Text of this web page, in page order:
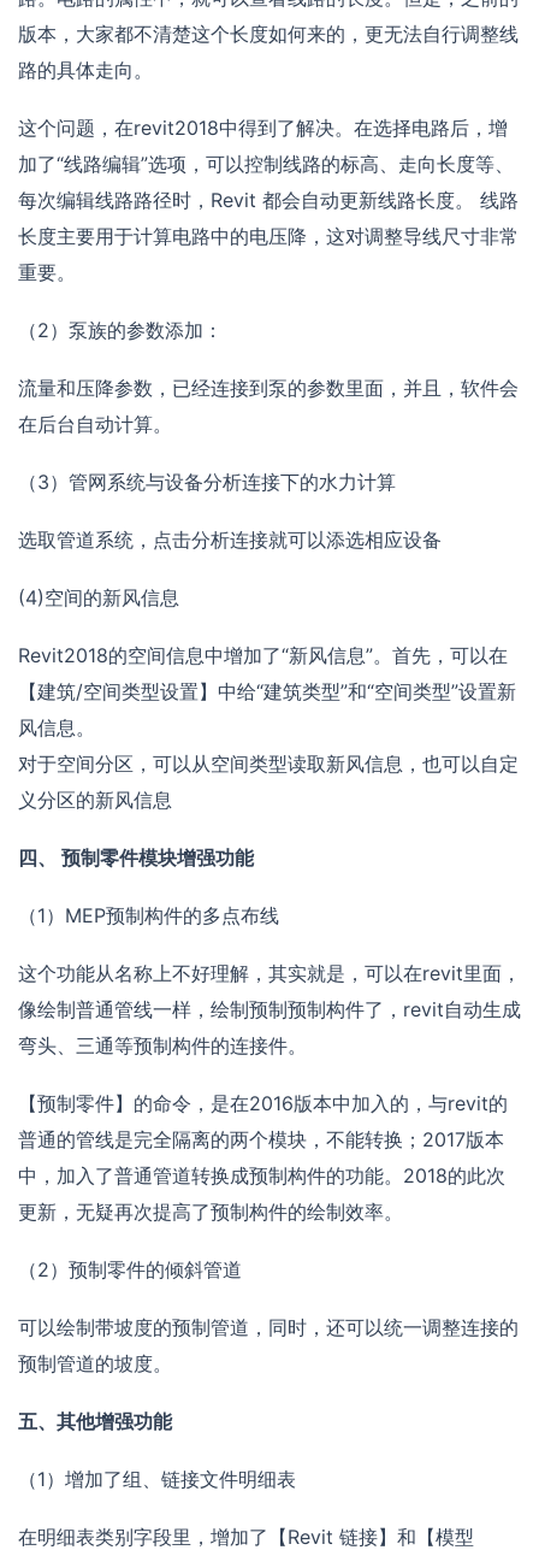
版本，大家都不清楚这个长度如何来的，更无法自行调整线
路的具体走向。
这个问题，在revit2018中得到了解决。在选择电路后，增
加了“线路编辑”选项，可以控制线路的标高、走向长度等、
每次编辑线路路径时，Revit 都会自动更新线路长度。 线路
长度主要用于计算电路中的电压降，这对调整导线尺寸非常
重要。
（2）泵族的参数添加：
流量和压降参数，已经连接到泵的参数里面，并且，软件会
在后台自动计算。
（3）管网系统与设备分析连接下的水力计算
选取管道系统，点击分析连接就可以添选相应设备
(4)空间的新风信息
Revit2018的空间信息中增加了“新风信息”。首先，可以在
【建筑/空间类型设置】中给“建筑类型”和“空间类型”设置新
风信息。
对于空间分区，可以从空间类型读取新风信息，也可以自定
义分区的新风信息
四、 预制零件模块增强功能
（1）MEP预制构件的多点布线
这个功能从名称上不好理解，其实就是，可以在revit里面，
像绘制普通管线一样，绘制预制预制构件了，revit自动生成
弯头、三通等预制构件的连接件。
【预制零件】的命令，是在2016版本中加入的，与revit的
普通的管线是完全隔离的两个模块，不能转换；2017版本
中，加入了普通管道转换成预制构件的功能。2018的此次
更新，无疑再次提高了预制构件的绘制效率。
（2）预制零件的倾斜管道
可以绘制带坡度的预制管道，同时，还可以统一调整连接的
预制管道的坡度。
五、其他增强功能
（1）增加了组、链接文件明细表
在明细表类别字段里，增加了【Revit 链接】和【模型